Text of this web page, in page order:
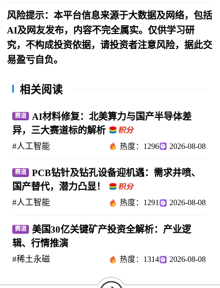
风险提示：本平台信息来源于大数据及网络，包括
AI及网友发布，内容不完全属实。仅供学习研
究，不构成投资依据，请投资者注意风险，据此交
易盈亏自负。
相关阅读
赛道
AI材料修复：北美算力与国产半导体差
异，三大赛道标的解析
#人工智能 热度：1296 2026-08-08
赛道
PCB钻针及钻孔设备迎机遇：需求井喷、
国产替代，潜力凸显！
#人工智能 热度：1291 2026-08-08
赛道
美国30亿关键矿产投资全解析：产业逻
辑、行情推演
#稀土永磁 热度：1314 2026-08-08